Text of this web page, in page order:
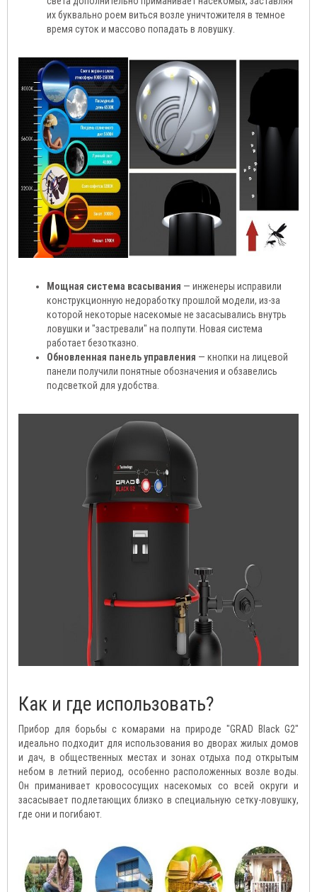
их буквально роем виться возле уничтожителя в темное
время суток и массово попадать в ловушку.
Мощная система всасывания — инженеры исправили
конструкционную недоработку прошлой модели, из-за
которой некоторые насекомые не засасывались внутрь
ловушки и "застревали" на полпути. Новая система
работает безотказно.
Обновленная панель управления — кнопки на лицевой
панели получили понятные обозначения и обзавелись
подсветкой для удобства.
Как и где использовать?
Прибор для борьбы с комарами на природе "GRAD Black G2"
идеально подходит для использования во дворах жилых домов
и дач, в общественных местах и зонах отдыха под открытым
небом в летний период, особенно расположенных возле воды.
Он приманивает кровососущих насекомых со всей округи и
засасывает подлетающих близко в специальную сетку-ловушку,
где они и погибают.